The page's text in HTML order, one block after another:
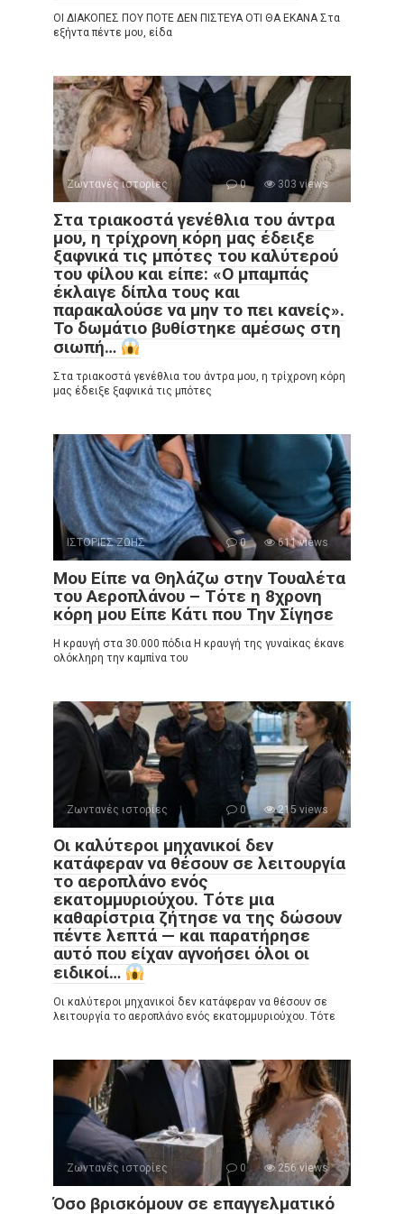
ΟΙ ΔΙΑΚΟΠΕΣ ΠΟΥ ΠΟΤΕ ΔΕΝ ΠΙΣΤΕΥΑ ΟΤΙ ΘΑ ΕΚΑΝΑ Στα
εξήντα πέντε μου, είδα
Ζωντανές ιστορίες 0 303 views
Στα τριακοστά γενέθλια του άντρα
μου, η τρίχρονη κόρη μας έδειξε
ξαφνικά τις μπότες του καλύτερού
του φίλου και είπε: «Ο μπαμπάς
έκλαιγε δίπλα τους και
παρακαλούσε να μην το πει κανείς».
Το δωμάτιο βυθίστηκε αμέσως στη
σιωπή…
Στα τριακοστά γενέθλια του άντρα μου, η τρίχρονη κόρη
μας έδειξε ξαφνικά τις μπότες
ΙΣΤΟΡΙΕΣ ΖΩΗΣ 0 611 views
Μου Είπε να Θηλάζω στην Τουαλέτα
του Αεροπλάνου – Τότε η 8χρονη
κόρη μου Είπε Κάτι που Την Σίγησε
Η κραυγή στα 30.000 πόδια Η κραυγή της γυναίκας έκανε
ολόκληρη την καμπίνα του
Ζωντανές ιστορίες 0 215 views
Οι καλύτεροι μηχανικοί δεν
κατάφεραν να θέσουν σε λειτουργία
το αεροπλάνο ενός
εκατομμυριούχου. Τότε μια
καθαρίστρια ζήτησε να της δώσουν
πέντε λεπτά — και παρατήρησε
αυτό που είχαν αγνοήσει όλοι οι
ειδικοί…
Οι καλύτεροι μηχανικοί δεν κατάφεραν να θέσουν σε
λειτουργία το αεροπλάνο ενός εκατομμυριούχου. Τότε
Ζωντανές ιστορίες 0 256 views
Όσο βρισκόμουν σε επαγγελματικό